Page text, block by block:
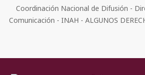
Coordinación Nacional de Difusión -
Comunicación - INAH - ALGUNOS